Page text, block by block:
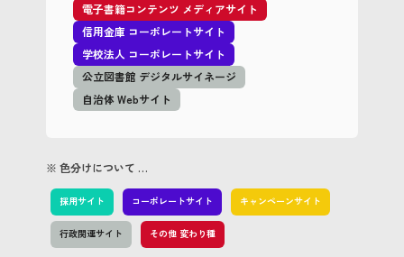
電子書籍コンテンツ メディアサイト
信用金庫 コーポレートサイト
学校法人 コーポレートサイト
公立図書館 デジタルサイネージ
自治体 Webサイト
※ 色分けについて …
採用サイト コーポレートサイト キャンペーンサイト
行政関連サイト その他 変わり種